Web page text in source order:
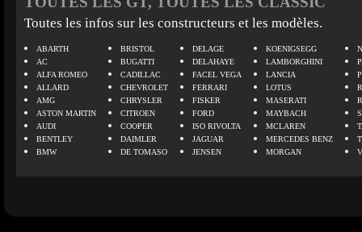
Toutes les infos sur les constructeurs et les modèles.
ABARTH
AC
ALFA ROMEO
ALLARD
AMG
ASTON MARTIN
AUDI
BENTLEY
BMW
BRISTOL
BUGATTI
CADILLAC
CHEVROLET
CHRYSLER
CITROEN
COOPER
DAIMLER
DE TOMASO
DELAGE
DELAHAYE
FACEL VEGA
FERRARI
FISKER
FORD
ISO RIVOLTA
JAGUAR
JENSEN
KOENIGSEGG
LAMBORGHINI
LANCIA
LOTUS
MASERATI
MAYBACH
MCLAREN
MERCEDES BENZ
MORGAN